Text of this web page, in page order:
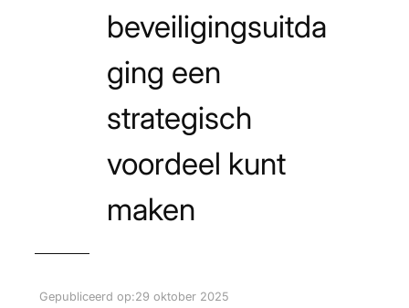
beveiligingsuitda
ging een
strategisch
voordeel kunt
maken
Gepubliceerd op:29 oktober 2025